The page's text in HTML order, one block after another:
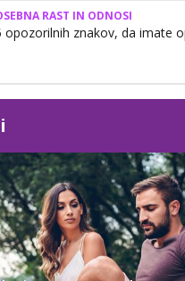
RAST IN ODNOSI
opozorilnih znakov, da imate